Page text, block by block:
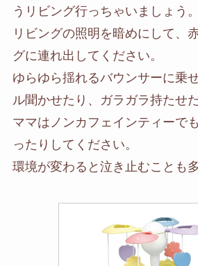
うリビング行っちゃいましょう。
リビングの照明を暗めにして、
グに連れ出してください。
ゆらゆら揺れるバウンサーに乗
ル聞かせたり、ガラガラ持たせた
ママはノンカフェインティーで
ったりしてください。
環境が変わると泣き止むことも多